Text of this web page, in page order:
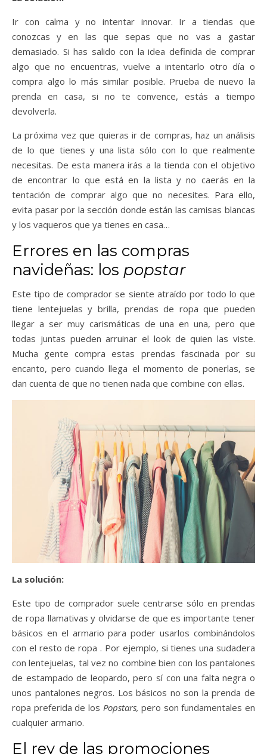
Ir con calma y no intentar innovar. Ir a tiendas que
conozcas y en las que sepas que no vas a gastar
demasiado. Si has salido con la idea definida de comprar
algo que no encuentras, vuelve a intentarlo otro día o
compra algo lo más similar posible. Prueba de nuevo la
prenda en casa, si no te convence, estás a tiempo
devolverla.
La próxima vez que quieras ir de compras, haz un análisis
de lo que tienes y una lista sólo con lo que realmente
necesitas. De esta manera irás a la tienda con el objetivo
de encontrar lo que está en la lista y no caerás en la
tentación de comprar algo que no necesites. Para ello,
evita pasar por la sección donde están las camisas blancas
y los vaqueros que ya tienes en casa…
Errores en las compras
navideñas: los popstar
Este tipo de comprador se siente atraído por todo lo que
tiene lentejuelas y brilla, prendas de ropa que pueden
llegar a ser muy carismáticas de una en una, pero que
todas juntas pueden arruinar el look de quien las viste.
Mucha gente compra estas prendas fascinada por su
encanto, pero cuando llega el momento de ponerlas, se
dan cuenta de que no tienen nada que combine con ellas.
La solución:
Este tipo de comprador suele centrarse sólo en prendas
de ropa llamativas y olvidarse de que es importante tener
básicos en el armario para poder usarlos combinándolos
con el resto de ropa . Por ejemplo, si tienes una sudadera
con lentejuelas, tal vez no combine bien con los pantalones
de estampado de leopardo, pero sí con una falta negra o
unos pantalones negros. Los básicos no son la prenda de
ropa preferida de los Popstars,pero son fundamentales en
cualquier armario.
El rey de las promociones